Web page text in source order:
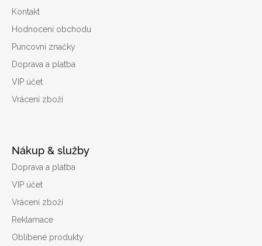
Kontakt
Hodnocení obchodu
Puncovní značky
Doprava a platba
VIP účet
Vrácení zboží
Nákup & služby
Doprava a platba
VIP účet
Vrácení zboží
Reklamace
Oblíbené produkty